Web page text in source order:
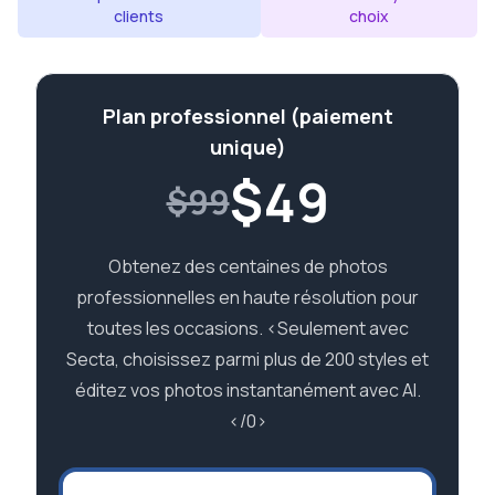
clients
choix
Plan professionnel (paiement
unique)
$99$49
Obtenez des centaines de photos
professionnelles en haute résolution pour
toutes les occasions. <Seulement avec
Secta, choisissez parmi plus de 200 styles et
éditez vos photos instantanément avec AI.
</0>